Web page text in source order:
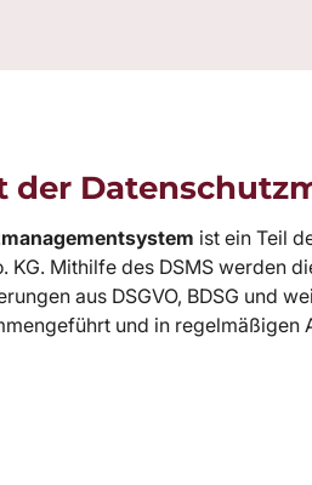
ist ein Teil
KG. Mithilfe des DSMS werden
aus DSGVO, BDSG und
und in regelmäßigen